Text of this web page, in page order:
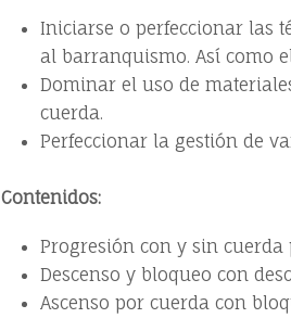
Iniciarse o perfeccionar las
al barranquismo. Así como
Dominar el uso de
cuerda.
Perfeccionar la gestión de
Contenidos:
Progresión con y sin cuerda
Descenso y bloqueo con
Ascenso por cuerda con